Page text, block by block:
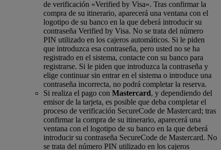
de verificación «Verified by Visa». Tras confirmar la
compra de su itinerario, aparecerá una ventana con el
logotipo de su banco en la que deberá introducir su
contraseña Verified by Visa. No se trata del número
PIN utilizado en los cajeros automáticos. Si le piden
que introduzca esa contraseña, pero usted no se ha
registrado en el sistema, contacte con su banco para
registrarse. Si le piden que introduzca la contraseña y
elige continuar sin entrar en el sistema o introduce una
contraseña incorrecta, no podrá completar la reserva.
Si realiza el pago con Mastercard, y dependiendo del
emisor de la tarjeta, es posible que deba completar el
proceso de verificación SecureCode de Mastercard; tras
confirmar la compra de su itinerario, aparecerá una
ventana con el logotipo de su banco en la que deberá
introducir su contraseña SecureCode de Mastercard. No
se trata del número PIN utilizado en los cajeros